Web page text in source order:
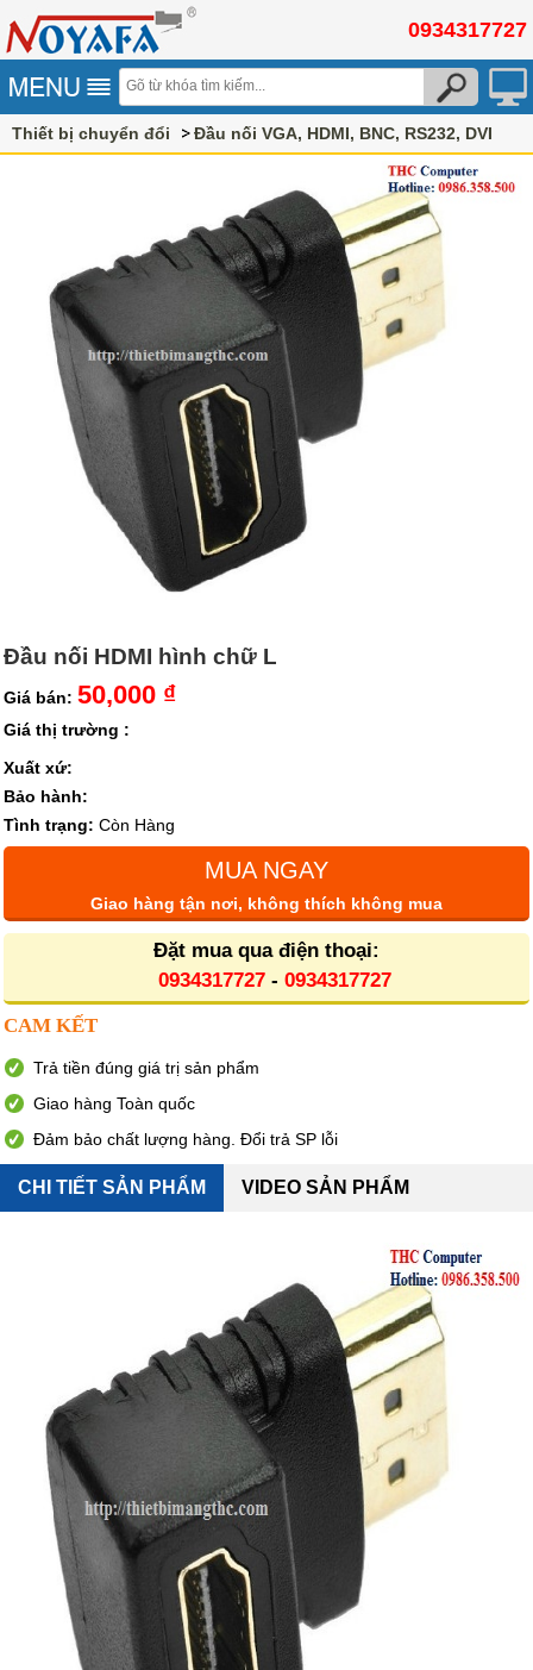
0934317727
Thiết bị chuyển đổi Đầu nối VGA, HDMI, BNC, RS232, DVI
Đầu nối HDMI hình chữ L
Giá bán: 50,000 ₫
Giá thị trường :
Xuất xứ:
Bảo hành:
Tình trạng: Còn Hàng
MUA NGAY
Giao hàng tận nơi, không thích không mua
Đặt mua qua điện thoại:
0934317727- 0934317727
CAM KẾT
Trả tiền đúng giá trị sản phẩm
Giao hàng Toàn quốc
Đảm bảo chất lượng hàng. Đổi trả SP lỗi
CHI TIẾT SẢN PHẨM VIDEO SẢN PHẨM